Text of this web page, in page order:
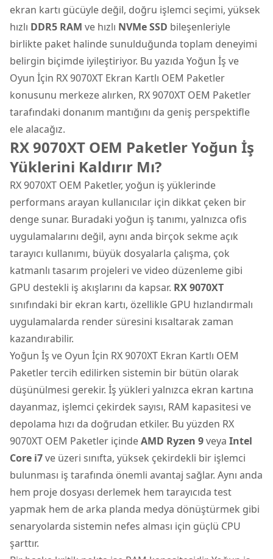
ekran kartı gücüyle değil, doğru işlemci seçimi, yüksek
hızlı DDR5 RAM ve hızlı NVMe SSD bileşenleriyle
birlikte paket halinde sunulduğunda toplam deneyimi
belirgin biçimde iyileştiriyor. Bu yazıda Yoğun İş ve
Oyun İçin RX 9070XT Ekran Kartlı OEM Paketler
konusunu merkeze alırken, RX 9070XT OEM Paketler
tarafındaki donanım mantığını da geniş perspektifle
ele alacağız.
RX 9070XT OEM Paketler Yoğun İş
Yüklerini Kaldırır Mı?
RX 9070XT OEM Paketler, yoğun iş yüklerinde
performans arayan kullanıcılar için dikkat çeken bir
denge sunar. Buradaki yoğun iş tanımı, yalnızca ofis
uygulamalarını değil, aynı anda birçok sekme açık
tarayıcı kullanımı, büyük dosyalarla çalışma, çok
katmanlı tasarım projeleri ve video düzenleme gibi
GPU destekli iş akışlarını da kapsar. RX 9070XT
sınıfındaki bir ekran kartı, özellikle GPU hızlandırmalı
uygulamalarda render süresini kısaltarak zaman
kazandırabilir.
Yoğun İş ve Oyun İçin RX 9070XT Ekran Kartlı OEM
Paketler tercih edilirken sistemin bir bütün olarak
düşünülmesi gerekir. İş yükleri yalnızca ekran kartına
dayanmaz, işlemci çekirdek sayısı, RAM kapasitesi ve
depolama hızı da doğrudan etkiler. Bu yüzden RX
9070XT OEM Paketler içindeAMD Ryzen 9veya Intel
Core i7ve üzeri sınıfta, yüksek çekirdekli bir işlemci
bulunması iş tarafında önemli avantaj sağlar. Aynı anda
hem proje dosyası derlemek hem tarayıcıda test
yapmak hem de arka planda medya dönüştürmek gibi
senaryolarda sistemin nefes alması için güçlü CPU
şarttır.